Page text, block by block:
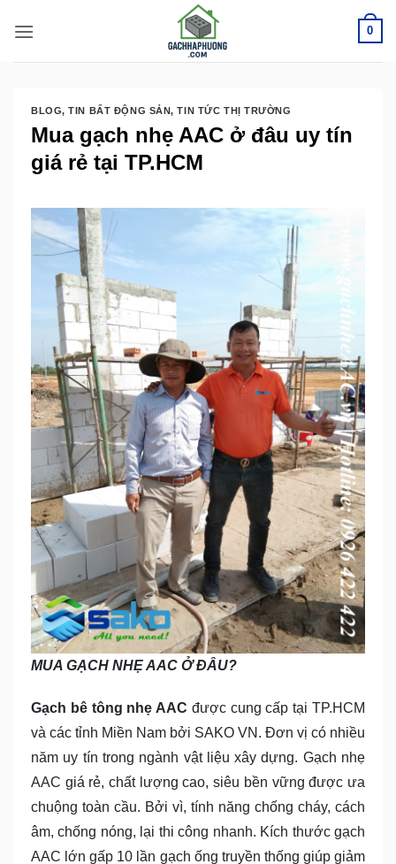
qua
nội
0
BLOG,TIN BẤT ĐỘNG SẢN,TIN TỨC THỊ TRƯỜNG
Mua gạch nhẹ AAC ở đâu uy tín
giá rẻ tại TP.HCM
MUA GẠCH NHẸ AAC Ở ĐÂU?
Gạch bê tông nhẹ AAC được cung cấp tại TP.HCM
và các tỉnh Miền Nam bởi SAKO VN. Đơn vị có nhiều
năm uy tín trong ngành vật liệu xây dựng. Gạch nhẹ
AAC giá rẻ, chất lượng cao, siêu bền vững được ưa
chuộng toàn cầu. Bởi vì, tính năng chống cháy, cách
âm, chống nóng, lại thi công nhanh. Kích thước gạch
AAC lớn gấp 10 lần gạch ống truyền thống giúp giảm